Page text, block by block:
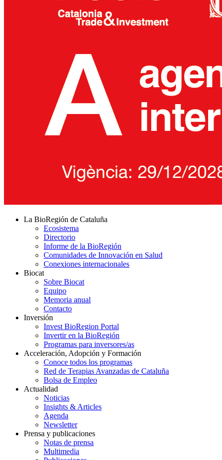
La BioRegión de Cataluña
Ecosistema
Directorio
Informe de la BioRegión
Comunidades de Innovación en Salud
Conexiones internacionales
Biocat
Sobre Biocat
Equipo
Memoria anual
Contacto
Inversión
Invest BioRegion Portal
Invertir en la BioRegión
Programas para inversores/as
Acceleración, Adopción y Formación
Conoce todos los programas
Red de Terapias Avanzadas de Cataluña
Bolsa de Empleo
Actualidad
Noticias
Insights & Articles
Agenda
Newsletter
Prensa y publicaciones
Notas de prensa
Multimedia